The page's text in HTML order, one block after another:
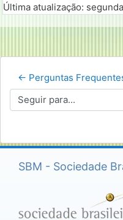
Última atualização:
← Perguntas
Seguir para...
SBM - Sociedade